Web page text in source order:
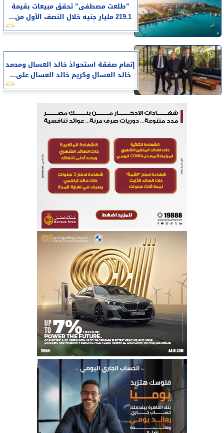
​”طلعت مصطفى” تحقق مبيعات بقيمة
219.1 مليار جنيه خلال النصف الأول من...
إتمام صفقة استحواذ خالد العسال ومحمد
خالد العسال وكريم خالد العسال على...